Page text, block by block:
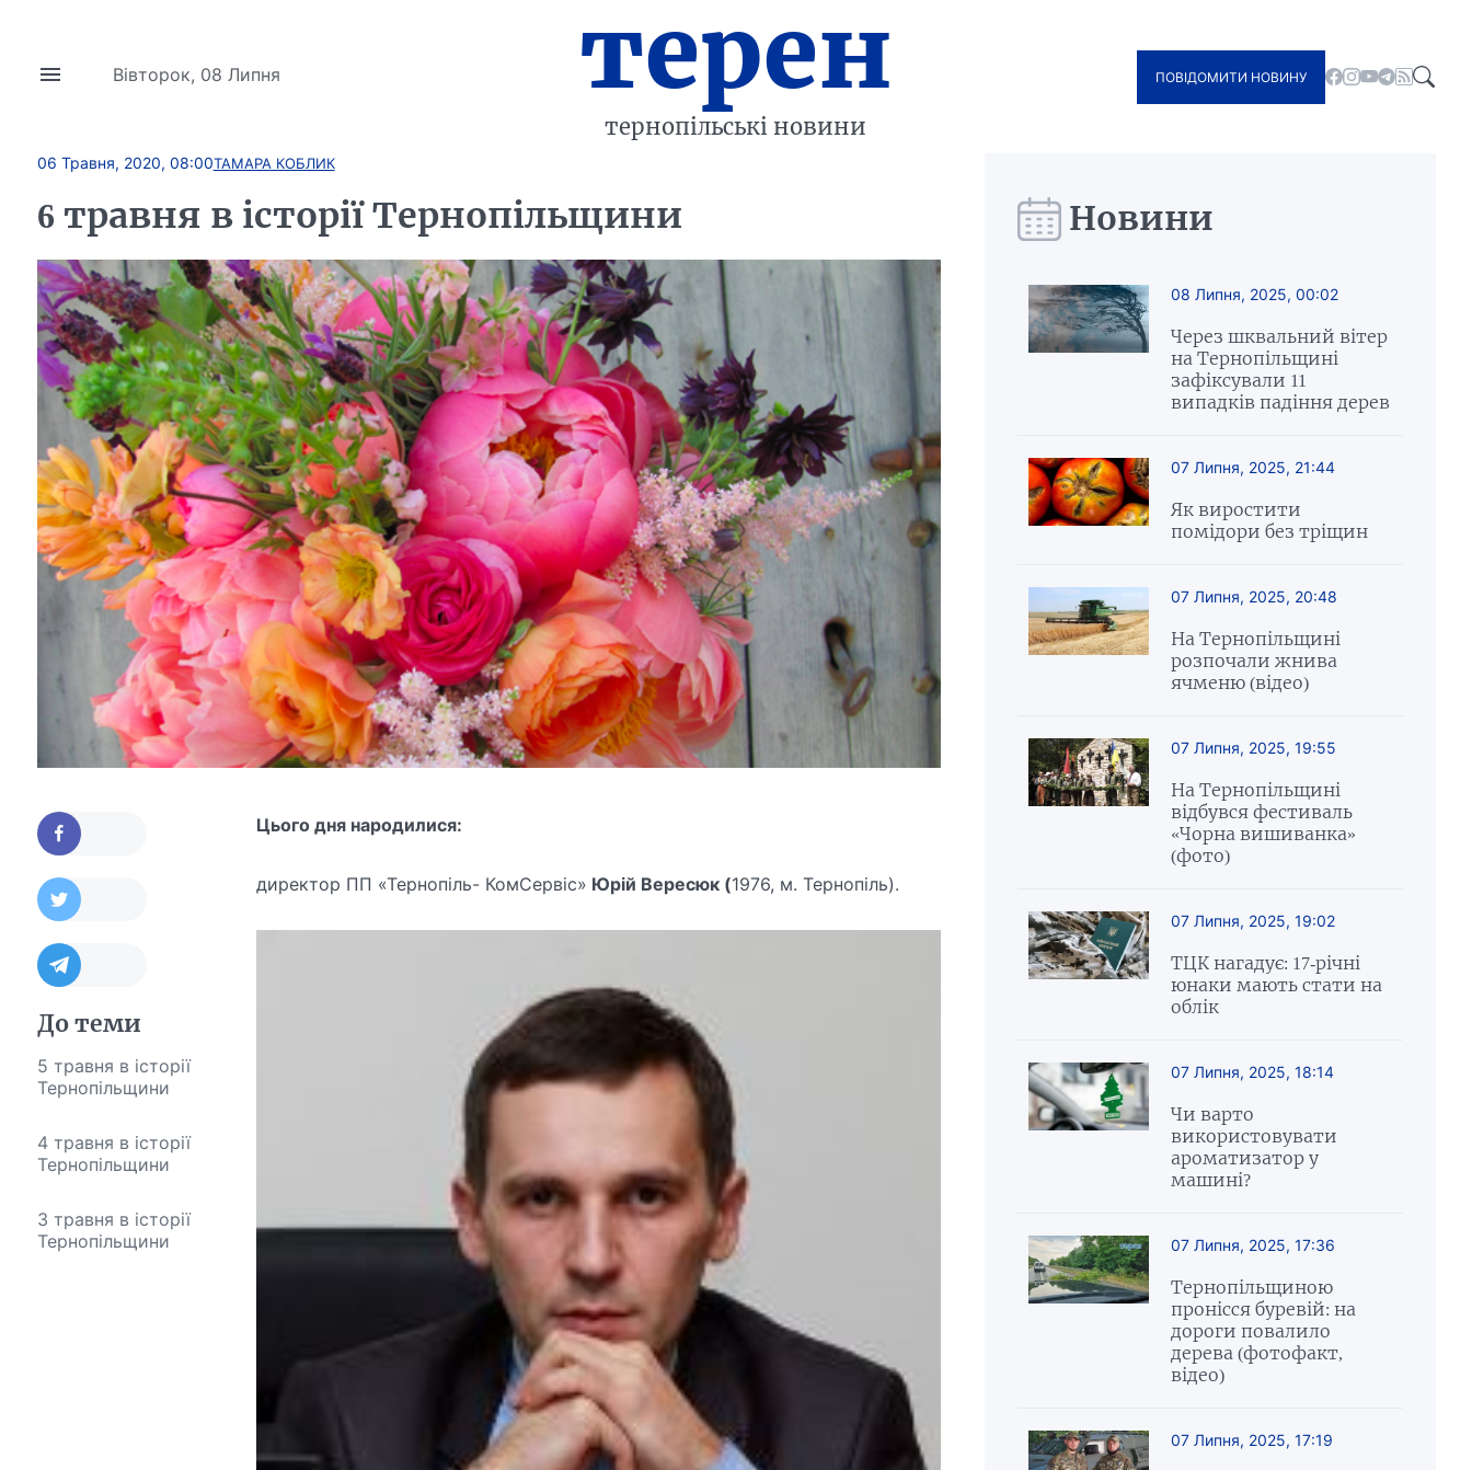
Вівторок, 08 Липня терен
тернопільські новини
ПОВІДОМИТИ НОВИНУ
06 Травня, 2020, 08:00ТАМАРА КОБЛИК
6 травня в історії Тернопільщини
До теми
5 травня в історії
Тернопільщини
4 травня в історії
Тернопільщини
3 травня в історії
Тернопільщини
Цього дня народилися:
директор ПП «Тернопіль- КомСервіс» Юрій Вересюк (1976, м. Тернопіль).
Новини
08 Липня, 2025, 00:02
Через шквальний вітер
на Тернопільщині
зафіксували 11
випадків падіння дерев
07 Липня, 2025, 21:44
Як виростити
помідори без тріщин
07 Липня, 2025, 20:48
На Тернопільщині
розпочали жнива
ячменю (відео)
07 Липня, 2025, 19:55
На Тернопільщині
відбувся фестиваль
«Чорна вишиванка»
(фото)
07 Липня, 2025, 19:02
ТЦК нагадує: 17-річні
юнаки мають стати на
облік
07 Липня, 2025, 18:14
Чи варто
використовувати
ароматизатор у
машині?
07 Липня, 2025, 17:36
Тернопільщиною
пронісся буревій: на
дороги повалило
дерева (фотофакт,
відео)
07 Липня, 2025, 17:19